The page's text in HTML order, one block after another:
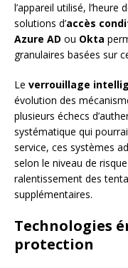
l’appareil utilisé,
solutions d’accès
Azure AD ou Okta
granulaires basées sur
Le verrouillage
évolution des
plusieurs échecs
systématique qui
service, ces systèmes
selon le niveau de
ralentissement des
supplémentaires.
Technologies
protection